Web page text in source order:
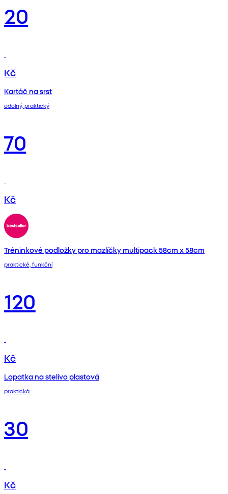
20
Kč
Kartáč na srst
odolný, praktický
70
Kč
Tréninkové podložky pro mazlíčky multipack 58cm x 58cm
praktické, funkční
120
Kč
Lopatka na stelivo plastová
praktická
30
Kč